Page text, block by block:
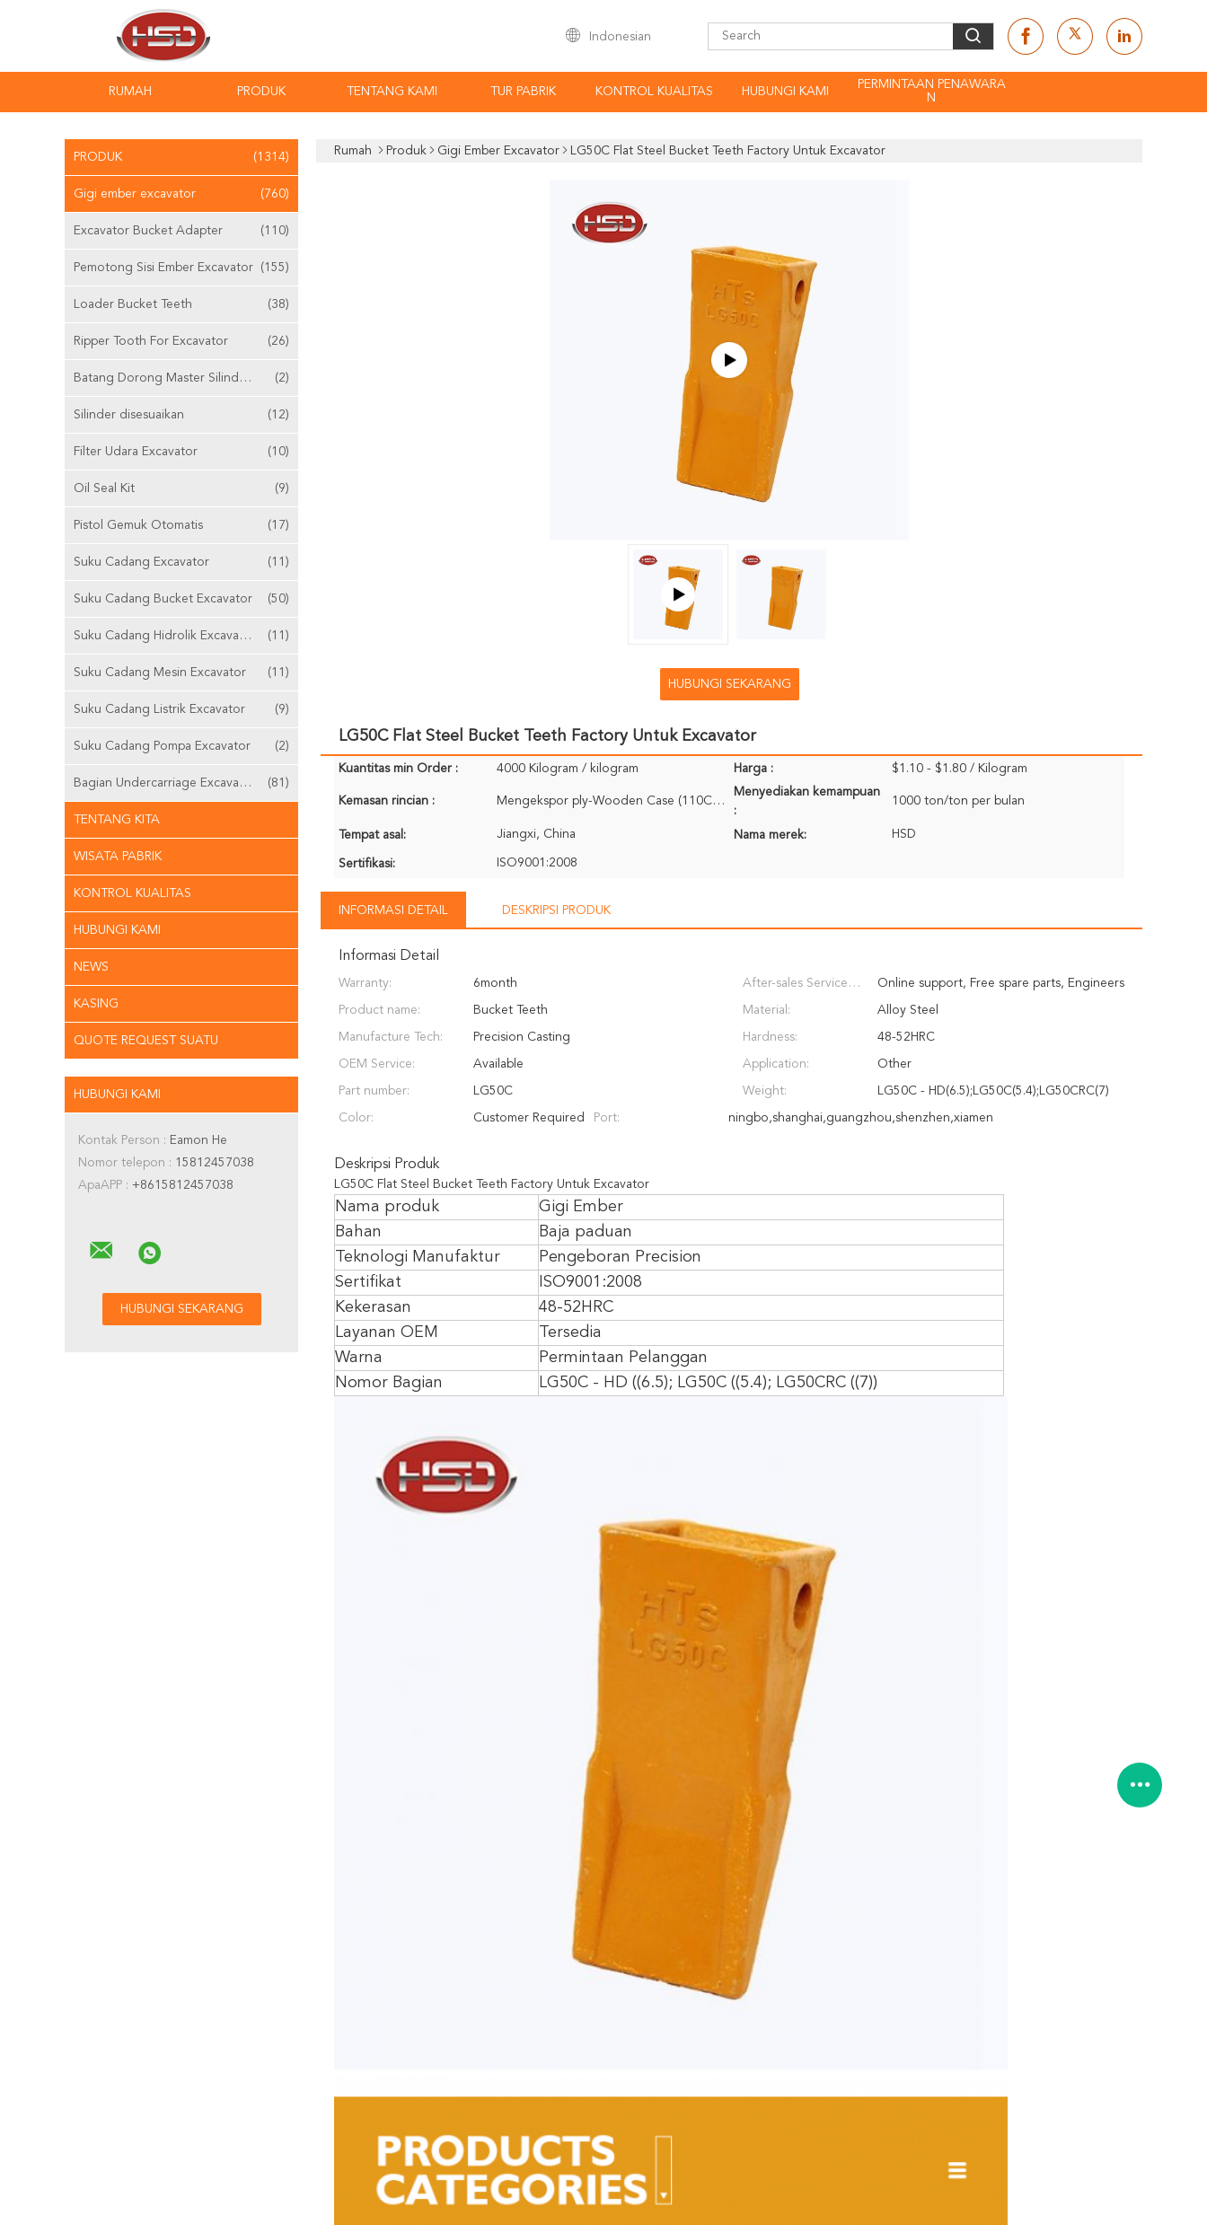
Indonesian
RUMAH PRODUK TENTANG KAMI TUR PABRIK KONTROL KUALITAS HUBUNGI KAMI
PERMINTAAN PENAWARA
N
PRODUK (1314)
Gigi ember excavator (760)
Excavator Bucket Adapter (110)
Pemotong Sisi Ember Excavator (155)
Loader Bucket Teeth (38)
Ripper Tooth For Excavator (26)
Batang Dorong Master Silinder Yang Dapat Disesuaikan (2)
Silinder disesuaikan (12)
Filter Udara Excavator (10)
Oil Seal Kit (9)
Pistol Gemuk Otomatis (17)
Suku Cadang Excavator (11)
Suku Cadang Bucket Excavator (50)
Suku Cadang Hidrolik Excavator (11)
Suku Cadang Mesin Excavator (11)
Suku Cadang Listrik Excavator (9)
Suku Cadang Pompa Excavator (2)
Bagian Undercarriage Excavator (81)
TENTANG KITA
WISATA PABRIK
KONTROL KUALITAS
HUBUNGI KAMI
NEWS
KASING
QUOTE REQUEST SUATU
HUBUNGI KAMI
Kontak Person : Eamon He
Nomor telepon : 15812457038
ApaAPP : +8615812457038
Rumah Produk Gigi Ember Excavator LG50C Flat Steel Bucket Teeth Factory Untuk Excavator
HUBUNGI SEKARANG
LG50C Flat Steel Bucket Teeth Factory Untuk Excavator
Kuantitas min Order : 4000 Kilogram / kilogram Harga : $1.10 - $1.80 / Kilogram
Kemasan rincian : Mengekspor ply-Wooden Case (110CM * 75CM * 71CM); Dikemas untuk referensi Anda
Menyediakan kemampuan
:
1000 ton/ton per bulan
Tempat asal: Jiangxi, China Nama merek: HSD
Sertifikasi: ISO9001:2008
INFORMASI DETAIL DESKRIPSI PRODUK
Informasi Detail
Warranty: 6month After-sales Service
Provided:
Online support, Free spare parts, Engineers
available to service machinery overseas
Product name: Bucket Teeth Material: Alloy Steel
Manufacture Tech: Precision Casting Hardness: 48-52HRC
OEM Service: Available Application: Other
Part number: LG50C Weight: LG50C - HD(6.5);LG50C(5.4);LG50CRC(7)
Color: Customer Required Port: ningbo,shanghai,guangzhou,shenzhen,xiamen
Deskripsi Produk
LG50C Flat Steel Bucket Teeth Factory Untuk Excavator
Nama produk
Gigi Ember
Bahan
Baja paduan
Teknologi Manufaktur
Pengeboran Precision
Sertifikat
ISO9001:2008
Kekerasan
48-52HRC
Layanan OEM
Tersedia
Warna
Permintaan Pelanggan
Nomor Bagian
LG50C - HD ((6.5); LG50C ((5.4); LG50CRC ((7))